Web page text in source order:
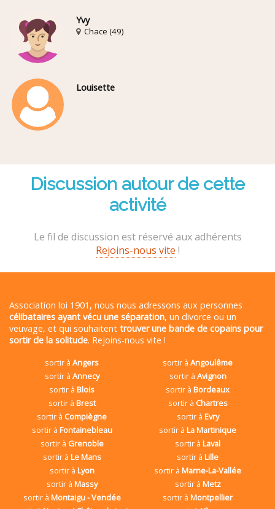
Yvy
Chace (49)
Louisette
Discussion autour de cette
activité
Le fil de discussion est réservé aux adhérents
Rejoins-nous vite !
Association loi 1901, nous nous adressons aux personnes
célibataires ayant vécu une séparation, un divorce ou un
veuvage, et qui souhaitent trouver une bande de copains pour
sortir de la solitude. Rejoins-nous vite !
sortir àAngers sortir àAngoulême
sortir à Annecy sortir à Avignon
sortir àBlois sortir àBordeaux
sortir à Brest sortir à Chartres
sortir à Compiègne sortir à Evry
sortir à Fontainebleau sortir àLa Martinique
sortir à Grenoble sortir àLaval
sortir à Le Mans sortir àLille
sortir à Lyon sortir àMarne-La-Vallée
sortir à Massy sortir à Metz
sortir à Montaigu - Vendée sortir àMontpellier